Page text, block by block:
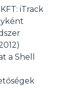
iTrack
a Shell